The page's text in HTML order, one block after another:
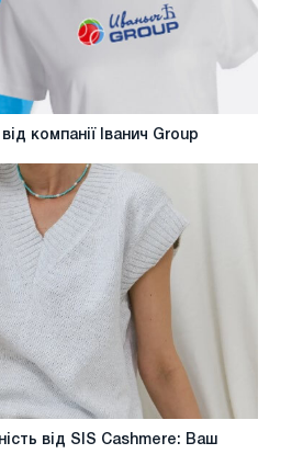
компанії Іванич Group
від SIS Cashmere: Ваш